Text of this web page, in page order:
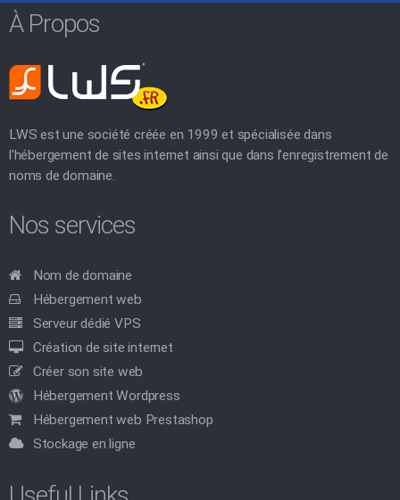
À Propos
LWS est une société créée en 1999 et spécialisée dans
l'hébergement de sites internet ainsi que dans l'enregistrement de
noms de domaine.
Nos services
Nom de domaine
Hébergement web
Serveur dédié VPS
Création de site internet
Créer son site web
Hébergement Wordpress
Hébergement web Prestashop
Stockage en ligne